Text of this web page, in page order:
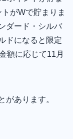
がWで貯まりま
ダード・シルバ
ドになると限定
額に応じて11月
があります。